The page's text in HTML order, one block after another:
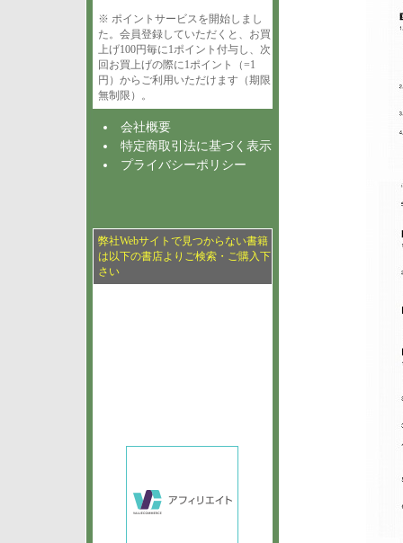
※ ポイントサービスを開始しまし
た。会員登録していただくと、お買
上げ100円毎に1ポイント付与し、次
回お買上げの際に1ポイント（=1
円）からご利用いただけます（期限
無制限）。
会社概要
特定商取引法に基づく表示
プライバシーポリシー
弊社Webサイトで見つからない書籍
は以下の書店よりご検索・ご購入下
さい